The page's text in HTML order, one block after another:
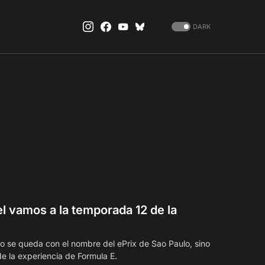
DARK
vamos a la temporada 12 de la
se queda con el nombre del ePrix de Sao Paulo, sino
la experiencia de Formula E.